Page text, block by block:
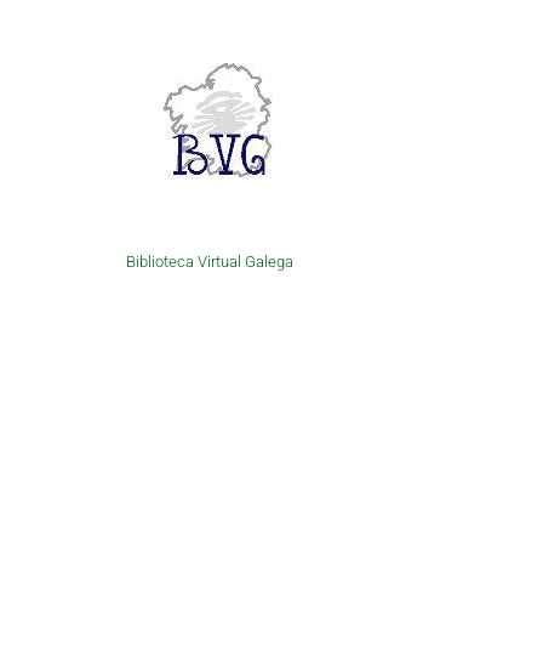
Biblioteca Virtual Galega